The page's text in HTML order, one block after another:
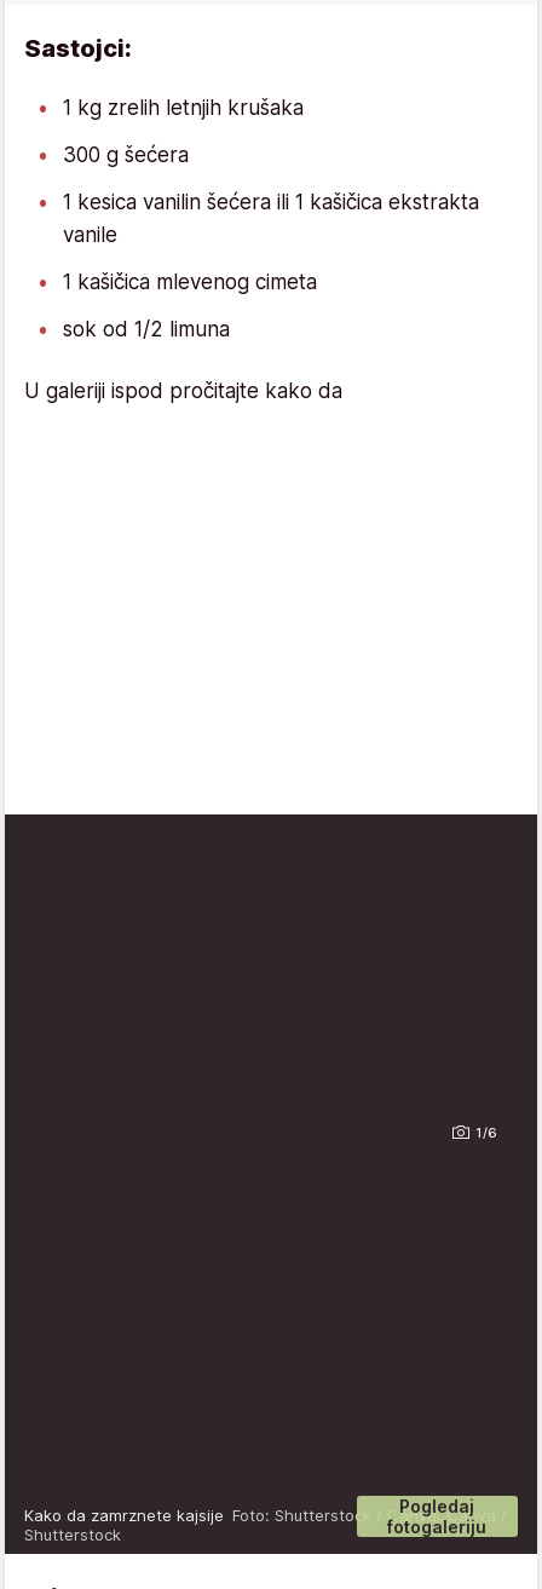
Sastojci:
1 kg zrelih letnjih krušaka
300 g šećera
1 kesica vanilin šećera ili 1 kašičica ekstrakta
vanile
1 kašičica mlevenog cimeta
sok od 1/2 limuna
U galeriji ispod pročitajte kako da
1/6
Pogledaj
fotogaleriju
Kako da zamrznete kajsije Foto: Shutterstock / Canva, Canva /
Shutterstock